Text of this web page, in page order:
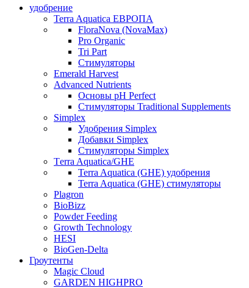
удобрение
Terra Aquatica ЕВРОПА
FloraNova (NovaMax)
Pro Organic
Tri Part
Стимуляторы
Emerald Harvest
Advanced Nutrients
Основы pH Perfect
Стимуляторы Traditional Supplements
Simplex
Удобрения Simplex
Добавки Simplex
Стимуляторы Simplex
Тerra Aquatica/GHE
Terra Aquatica (GHE) удобрения
Terra Aquatica (GHE) стимуляторы
Plagron
BioBizz
Powder Feeding
Growth Technology
HESI
BioGen-Delta
Гроутенты
Magic Cloud
GARDEN HIGHPRO